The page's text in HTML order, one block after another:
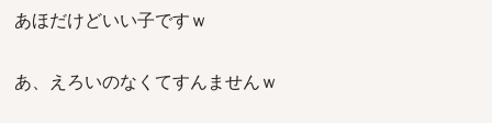
あほだけどいい子ですｗ
あ、えろいのなくてすんませんｗ